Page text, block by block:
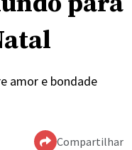
amor e bondade
Compartilhar